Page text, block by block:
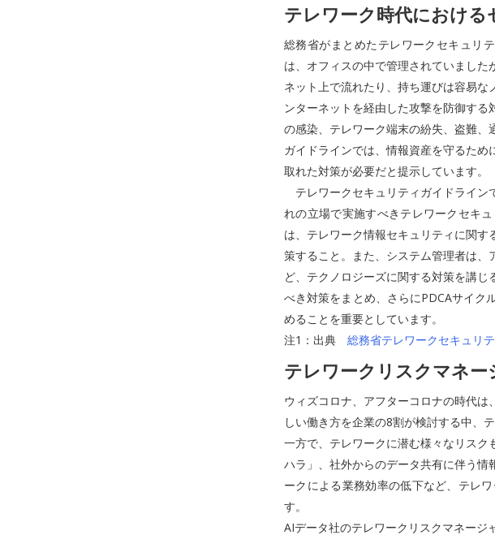
テレワーク時代におけ
総務省がまとめたテレワークセキュリ
は、オフィスの中で管理されていまし
ネット上で流れたり、持ち運びは容易
ンターネットを経由した攻撃を防御す
の感染、テレワーク端末の紛失、盗難
ガイドラインでは、情報資産を守るた
取れた対策が必要だと提示しています。
テレワークセキュリティガイドライン
れの立場で実施すべきテレワークセキ
は、テレワーク情報セキュリティに関
策すること。また、システム管理者は
ど、テクノロジーズに関する対策を講
べき対策をまとめ、さらにPDCAサイク
めることを重要としています。
注1：出典 総務省テレワークセキュリ
テレワークリスクマネー
ウィズコロナ、アフターコロナの時代
しい働き方を企業の8割が検討する中、
一方で、テレワークに潜む様々なリス
ハラ」、社外からのデータ共有に伴う
ークによる業務効率の低下など、テレ
す。
AIデータ社のテレワークリスクマネー